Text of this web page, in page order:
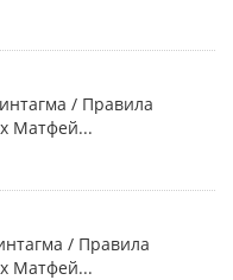
/ Правила
Матфей...
/ Правила
Матфей...